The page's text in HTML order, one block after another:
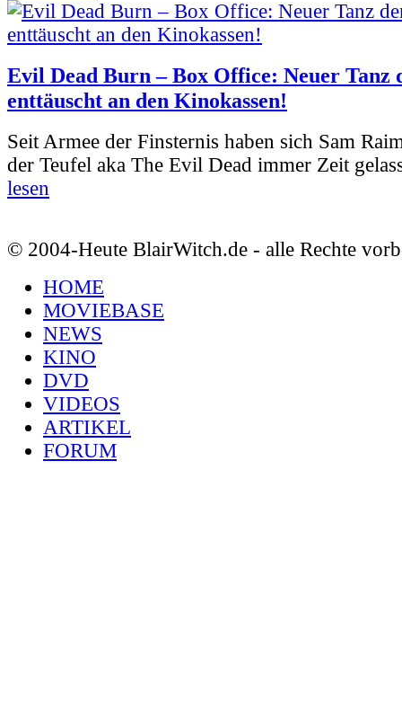
Evil Dead Burn – Box Office: Neuer Tanz
enttäuscht an den Kinokassen!
Seit Armee der Finsternis haben sich Sam
der Teufel aka The Evil Dead immer Zeit
lesen
© 2004-Heute BlairWitch.de - alle Rechte
HOME
MOVIEBASE
NEWS
KINO
DVD
VIDEOS
ARTIKEL
FORUM